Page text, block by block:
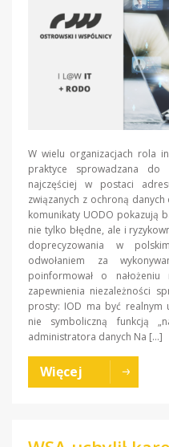
W wielu organizacjach rola
praktyce sprowadzana
najczęściej w postaci
związanych z ochroną
komunikaty UODO pokazują
nie tylko błędne, ale i
doprecyzowania w
odwołaniem za
poinformował o
zapewnienia niezależności
prosty: IOD ma być realnym
nie symboliczną funkcją
administratora danych Na […]
Więcej